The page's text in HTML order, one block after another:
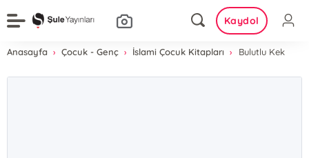
Kaydol
Anasayfa Çocuk - Genç İslami Çocuk Kitapları Bulutlu Kek